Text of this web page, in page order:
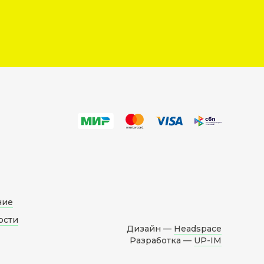
Дизайн — Headspace
Разработка — UP-IM